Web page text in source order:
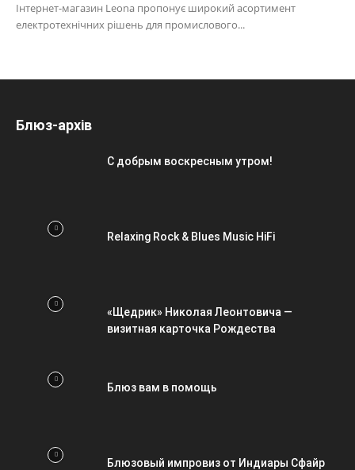
Інтернет-магазин Leona пропонує широкий асортимент
електротехнічних рішень для промислового...
Блюз-архів
С добрым воскресным утром!
Relaxing Rock & Blues Music HiFi
«Щедрик» Николая Леонтовича —
визитная карточка Рождества
Блюз вам в помощь
Блюзовый импровиз от Индиары Сфайр